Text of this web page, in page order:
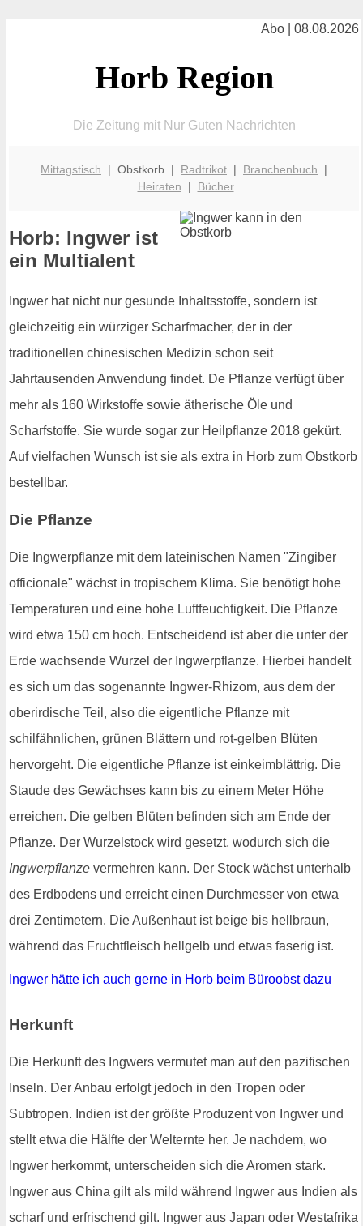
Abo | 08.08.2026
Horb Region
Die Zeitung mit Nur Guten Nachrichten
Mittagstisch | Obstkorb | Radtrikot | Branchenbuch |
Heiraten | Bücher
Horb: Ingwer ist
ein Multialent
Ingwer hat nicht nur gesunde Inhaltsstoffe, sondern ist
gleichzeitig ein würziger Scharfmacher, der in der
traditionellen chinesischen Medizin schon seit
Jahrtausenden Anwendung findet. De Pflanze verfügt über
mehr als 160 Wirkstoffe sowie ätherische Öle und
Scharfstoffe. Sie wurde sogar zur Heilpflanze 2018 gekürt.
Auf vielfachen Wunsch ist sie als extra in Horb zum Obstkorb
bestellbar.
Die Pflanze
Die Ingwerpflanze mit dem lateinischen Namen "Zingiber
officionale" wächst in tropischem Klima. Sie benötigt hohe
Temperaturen und eine hohe Luftfeuchtigkeit. Die Pflanze
wird etwa 150 cm hoch. Entscheidend ist aber die unter der
Erde wachsende Wurzel der Ingwerpflanze. Hierbei handelt
es sich um das sogenannte Ingwer-Rhizom, aus dem der
oberirdische Teil, also die eigentliche Pflanze mit
schilfähnlichen, grünen Blättern und rot-gelben Blüten
hervorgeht. Die eigentliche Pflanze ist einkeimblättrig. Die
Staude des Gewächses kann bis zu einem Meter Höhe
erreichen. Die gelben Blüten befinden sich am Ende der
Pflanze. Der Wurzelstock wird gesetzt, wodurch sich die
Ingwerpflanze vermehren kann. Der Stock wächst unterhalb
des Erdbodens und erreicht einen Durchmesser von etwa
drei Zentimetern. Die Außenhaut ist beige bis hellbraun,
während das Fruchtfleisch hellgelb und etwas faserig ist.
Ingwer hätte ich auch gerne in Horb beim Büroobst dazu
Herkunft
Die Herkunft des Ingwers vermutet man auf den pazifischen
Inseln. Der Anbau erfolgt jedoch in den Tropen oder
Subtropen. Indien ist der größte Produzent von Ingwer und
stellt etwa die Hälfte der Welternte her. Je nachdem, wo
Ingwer herkommt, unterscheiden sich die Aromen stark.
Ingwer aus China gilt als mild während Ingwer aus Indien als
scharf und erfrischend gilt. Ingwer aus Japan oder Westafrika